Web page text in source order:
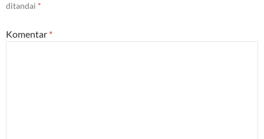
ditandai *
Komentar *